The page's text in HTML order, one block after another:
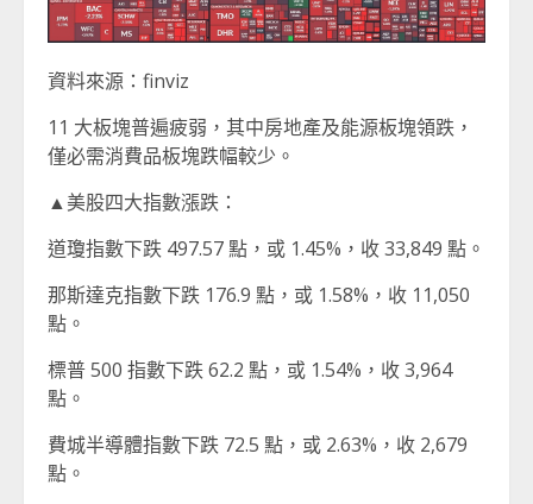
資料來源：finviz
11 大板塊普遍疲弱，其中房地產及能源板塊領跌，
僅必需消費品板塊跌幅較少。
▲美股四大指數漲跌：
道瓊指數下跌 497.57 點，或 1.45%，收 33,849 點。
那斯達克指數下跌 176.9 點，或 1.58%，收 11,050
點。
標普 500 指數下跌 62.2 點，或 1.54%，收 3,964
點。
費城半導體指數下跌 72.5 點，或 2.63%，收 2,679
點。